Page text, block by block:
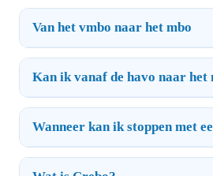
Van het vmbo naar het mbo
Kan ik vanaf de havo naar het
Wanneer kan ik stoppen met